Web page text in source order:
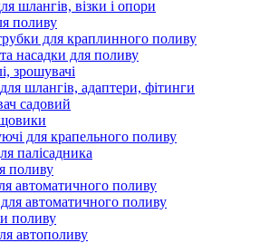
шлангів, візки і опори
поливу
для краплинного поливу
насадки для поливу
зрошувачі
шлангів, адаптери, фітинги
садовий
для крапельного поливу
палісадника
поливу
автоматичного поливу
автоматичного поливу
поливу
автополиву